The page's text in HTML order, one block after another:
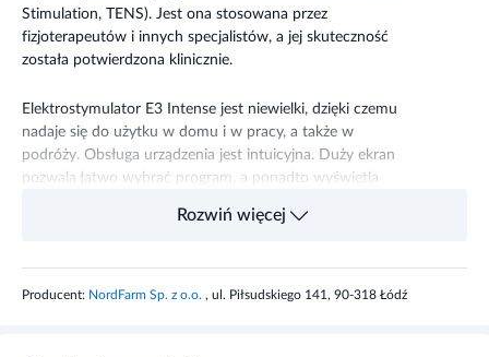
Stimulation, TENS). Jest ona stosowana przez
fizjoterapeutów i innych specjalistów, a jej skuteczność
została potwierdzona klinicznie.
Elektrostymulator E3 Intense jest niewielki, dzięki czemu
nadaje się do użytku w domu i w pracy, a także w
podróży. Obsługa urządzenia jest intuicyjna. Duży ekran
pozwala łatwo wybrać program, a ponadto wyświetla
predefiniowanych stref: grzbiet, barki, stawy, ramiona,
nogi, podeszwy stóp lub stopy, a następnie dostosuj
Rozwiń więcej
Producent: NordFarm Sp. z o.o. , ul. Piłsudskiego 141, 90-318 Łódź